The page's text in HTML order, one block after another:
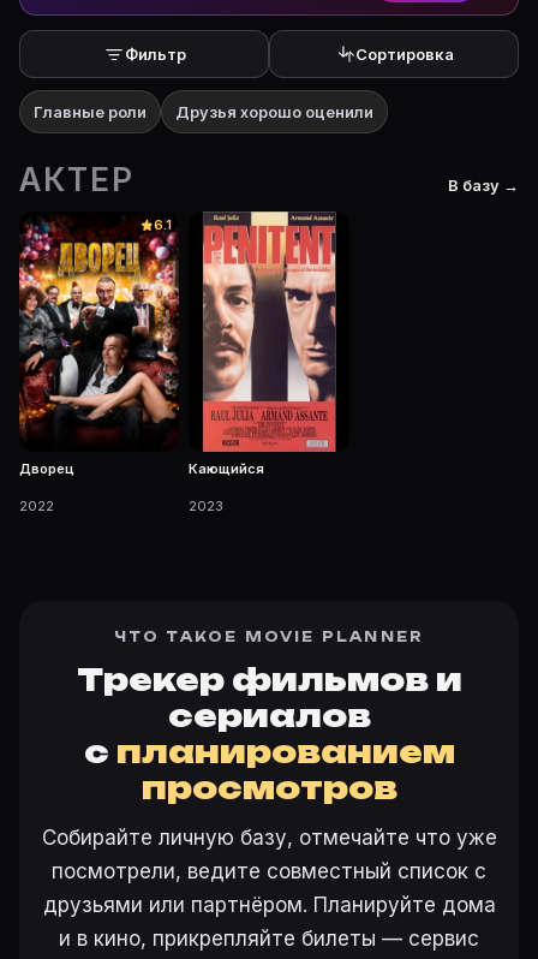
Фильтр Сортировка
Главные роли Друзья хорошо оценили
АКТЕР В базу →
6.1
Дворец
2022
Кающийся
2023
ЧТО ТАКОЕ MOVIE PLANNER
Трекер фильмов и
сериалов
с планированием
просмотров
Собирайте личную базу, отмечайте что уже
посмотрели, ведите совместный список с
друзьями или партнёром. Планируйте дома
и в кино, прикрепляйте билеты — сервис